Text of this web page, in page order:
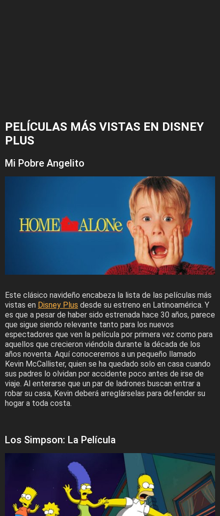
PELÍCULAS MÁS VISTAS EN DISNEY
PLUS
Mi Pobre Angelito
Este clásico navideño encabeza la lista de las películas más
vistas en Disney Plus desde su estreno en Latinoamérica. Y
es que a pesar de haber sido estrenada hace 30 años, parece
que sigue siendo relevante tanto para los nuevos
espectadores que ven la película por primera vez como para
aquellos que crecieron viéndola durante la década de los
años noventa. Aquí conoceremos a un pequeño llamado
Kevin McCallister, quien se ha quedado solo en casa cuando
sus padres lo olvidan por accidente poco antes de irse de
viaje. Al enterarse que un par de ladrones buscan entrar a
robar su casa, Kevin deberá arreglárselas para defender su
hogar a toda costa.
Los Simpson: La Película